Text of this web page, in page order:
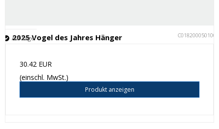
2025 Vogel des Jahres Hänger C018200050100
Auf Lager
30.42 EUR
(einschl. MwSt.)
Produkt anzeigen